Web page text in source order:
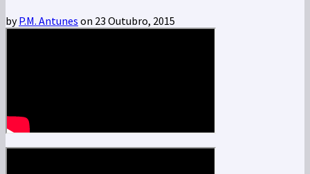
byP.M. Antunes on 23 Outubro, 2015